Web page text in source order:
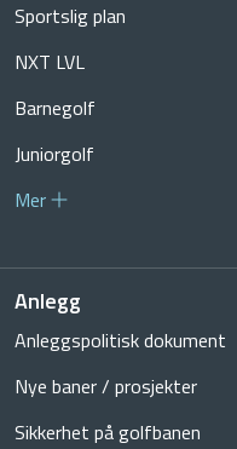
Sportslig plan
NXT LVL
Barnegolf
Juniorgolf
Mer
Anlegg
Anleggspolitisk dokument
Nye baner / prosjekter
Sikkerhet på golfbanen